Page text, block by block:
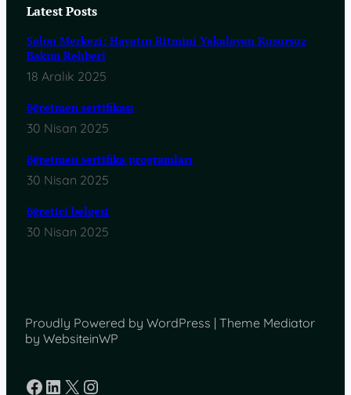
Latest Posts
Salon Merkezi: Hayatın Ritmini Yakalayan Kusursuz
Bakım Rehberi
18 Aralık 2025
öğretmen sertifikası
30 Nisan 2025
öğretmen sertifika programları
30 Nisan 2025
öğretici belgesi
30 Nisan 2025
Proudly Powered by WordPress | Theme Mediator
by WebsiteinWP
Facebook
LinkedIn
X Instagram